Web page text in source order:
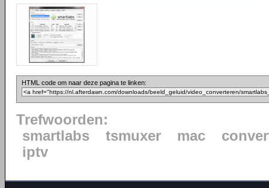
HTML code om naar deze pagina te linken:
Trefwoorden:
smartlabs
tsmuxer mac
iptv